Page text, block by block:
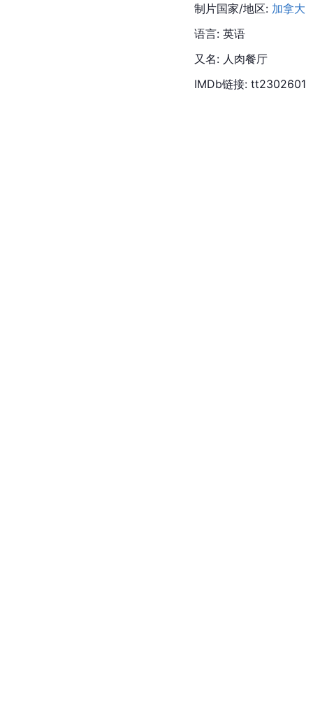
制片国家/地区: 加拿大
语言: 英语
又名: 人肉餐厅
IMDb链接: tt2302601